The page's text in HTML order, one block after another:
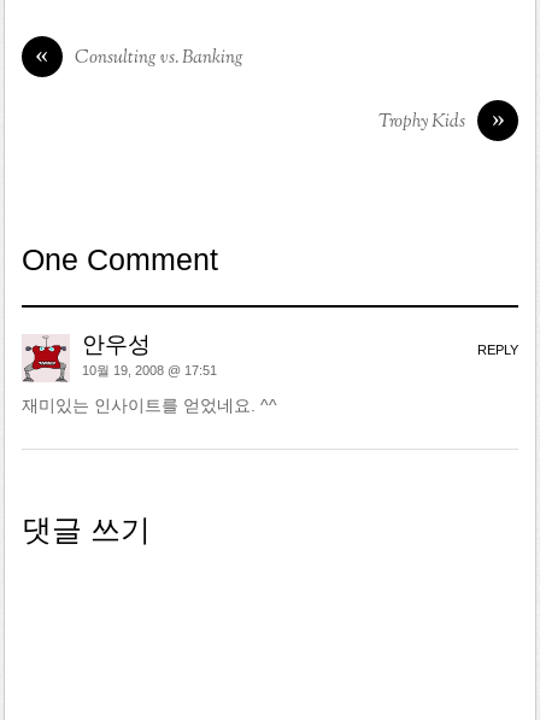
« Consulting vs. Banking
»
Trophy Kids
One Comment
안우성
10월 19, 2008 @ 17:51
재미있는 인사이트를 얻었네요. ^^
REPLY
댓글 쓰기